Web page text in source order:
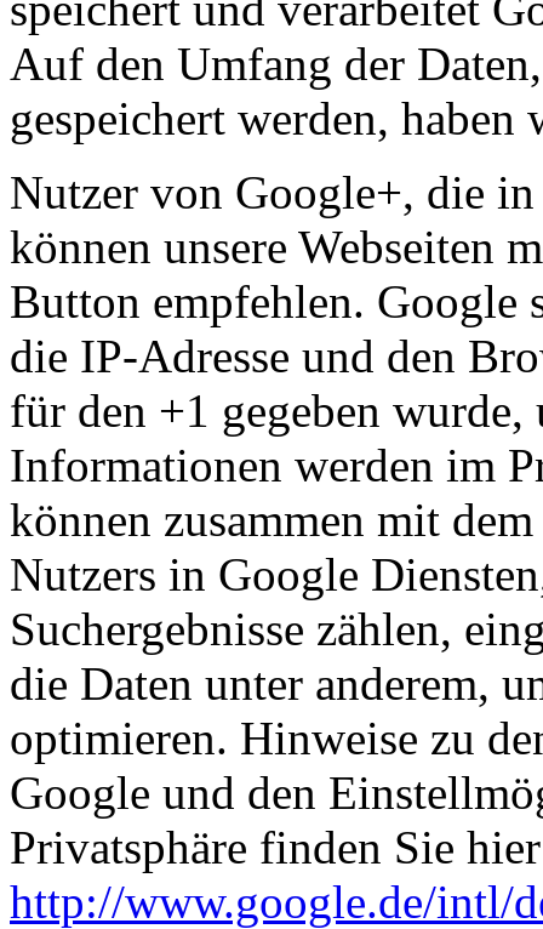
Auf den Umfang der
gespeichert werden,
Nutzer von Google+, die
können unsere Webseiten
Button empfehlen. Google
die IP-Adresse und den
für den +1 gegeben wurde,
Informationen werden im
können zusammen mit
Nutzers in Google
Suchergebnisse zählen,
die Daten unter anderem,
optimieren. Hinweise zu
Google und den
Privatsphäre finden Sie
http://www.google.de/intl/